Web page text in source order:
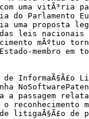
uma vitÃ³ria
do Parlamento
uma proposta
leis nacionais
mÃºtuo
membro em
de InformaÃ§Ã£o
a passagem
reconhecimento
litigaÃ§Ã£o de